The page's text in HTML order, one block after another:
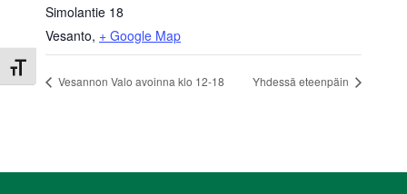
Toggle Font size
Simolantie 18
Vesanto, + Google Map
Vesannon Valo avoinna klo 12-18 Yhdessä eteenpäin